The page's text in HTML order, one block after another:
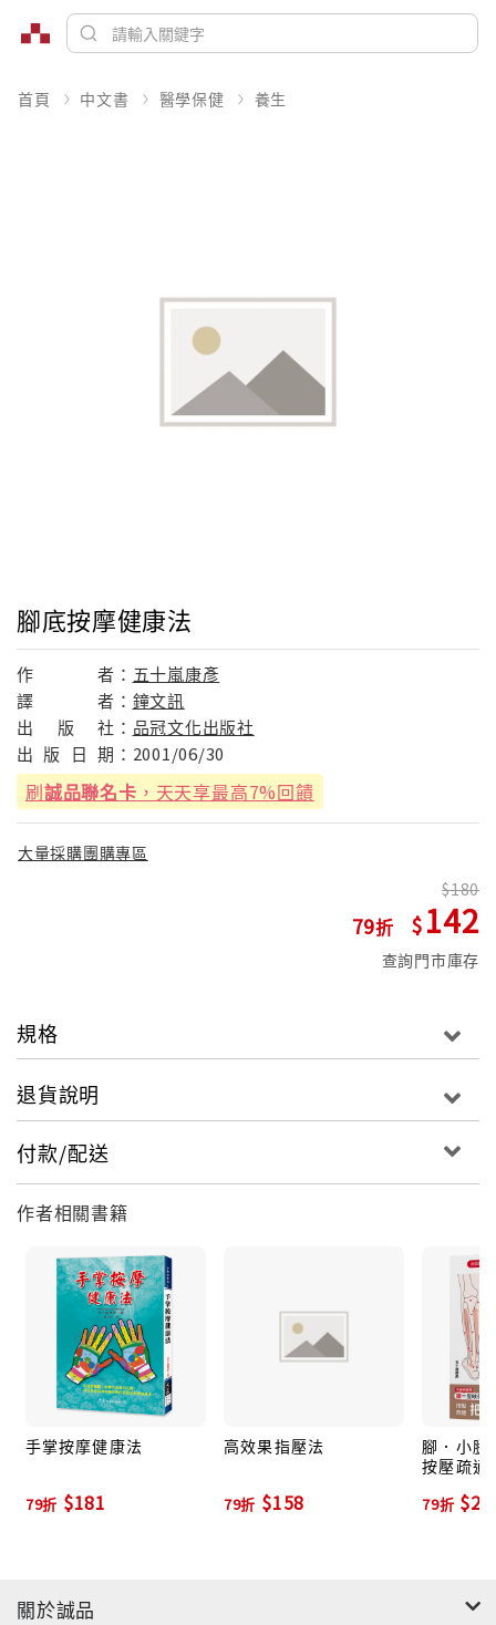
首頁 中文書 醫學保健 養生
腳底按摩健康法
作 者： 五十嵐康彥
譯
者： 鐘文訊
出
版 社： 品冠文化出版社
出 版 日 期： 2001/06/30
刷誠品聯名卡 ，天天享最高7%回饋
大量採購團購專區
79
180
142
查詢門市庫存
規格
退貨說明
付款/配送
作者相關書籍
手掌按摩健康法
79折 $181
高效果指壓法
79折 $158
腳．小腿
按壓疏通
79折
關於誠品